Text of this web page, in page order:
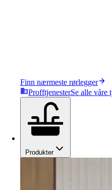
Finn nærmeste rørlegger
ProfftjenesterSe alle våre
Produkter